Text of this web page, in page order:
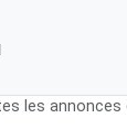
les annonces